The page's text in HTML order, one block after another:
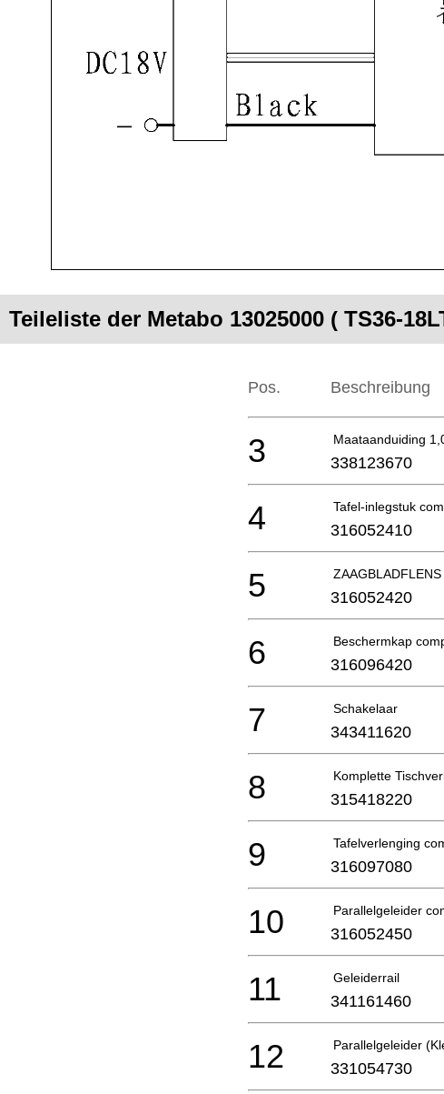
Teileliste der Metabo 13025000 ( TS36-
Pos. Beschreibung
Maataanduiding
3 338123670
Tafel-inlegstuk
4 316052410
ZAAGBLADFLENS
5 316052420
Beschermkap
6 316096420
Schakelaar
7 343411620
Komplette
8 315418220
Tafelverlenging
9 316097080
Parallelgeleider
10 316052450
Geleiderrail
11 341161460
Parallelgeleider
12 331054730